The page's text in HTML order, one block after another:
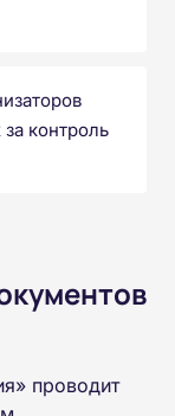
контроль
проводит